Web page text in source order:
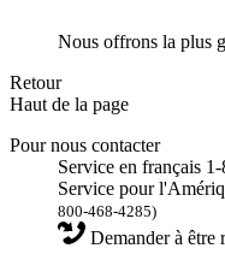
Nous offrons la plus
Retour
Haut de la page
Pour nous contacter
Service en français
Service pour
800-468-4285)
Demander à être